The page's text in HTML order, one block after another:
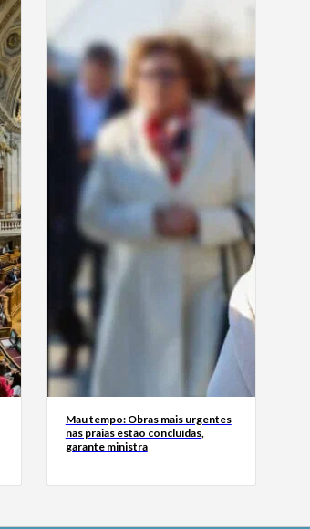
Mau tempo: Obras mais urgentes
nas praias estão concluídas,
garante ministra